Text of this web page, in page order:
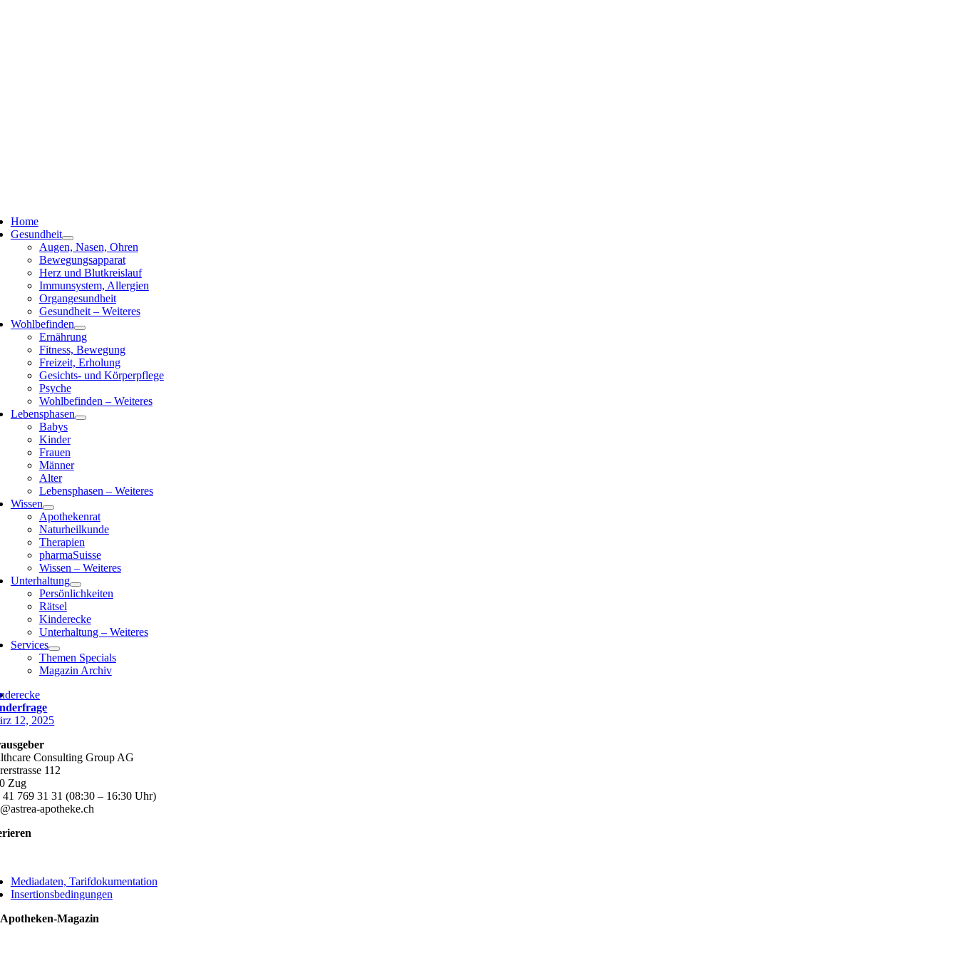
Home
Gesundheit
Augen, Nasen, Ohren
Bewegungsapparat
Herz und Blutkreislauf
Immunsystem, Allergien
Organgesundheit
Gesundheit – Weiteres
Wohlbefinden
Ernährung
Fitness, Bewegung
Freizeit, Erholung
Gesichts- und Körperpflege
Psyche
Wohlbefinden – Weiteres
Lebensphasen
Babys
Kinder
Frauen
Männer
Alter
Lebensphasen – Weiteres
Wissen
Apothekenrat
Naturheilkunde
Therapien
pharmaSuisse
Wissen – Weiteres
Unterhaltung
Persönlichkeiten
Rätsel
Kinderecke
Unterhaltung – Weiteres
Services
Themen Specials
Magazin Archiv
12, 2025
Consulting Group AG
112
Zug
41 769 31 31 (08:30 – 16:30 Uhr)
apotheke.ch
Mediadaten, Tarifdokumentation
Insertionsbedingungen
Magazin